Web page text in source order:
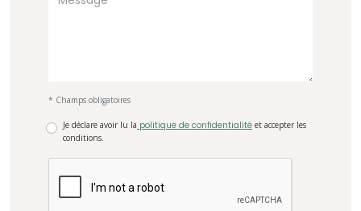
* Champs obligatoires
Je déclare avoir lu la politique de confidentialité et accepter les
conditions.